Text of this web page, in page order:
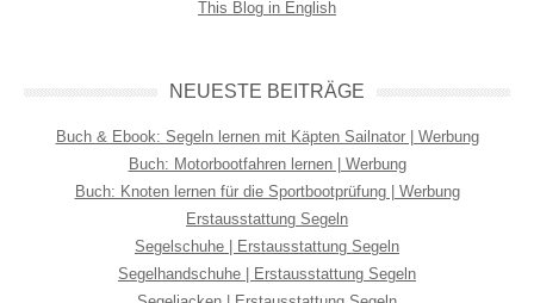
This Blog in English
NEUESTE BEITRÄGE
Buch & Ebook: Segeln lernen mit Käpten Sailnator | Werbung
Buch: Motorbootfahren lernen | Werbung
Buch: Knoten lernen für die Sportbootprüfung | Werbung
Erstausstattung Segeln
Segelschuhe | Erstausstattung Segeln
Segelhandschuhe | Erstausstattung Segeln